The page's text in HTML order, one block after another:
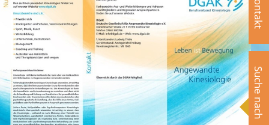
Kontakt
Suche nach